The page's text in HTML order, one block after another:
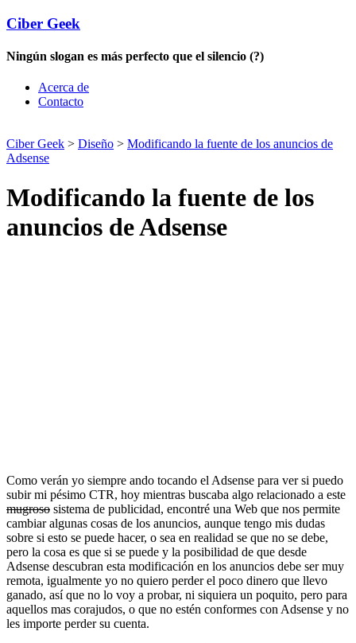
Ciber Geek
Ningún slogan es más perfecto que el silencio (?)
Acerca de
Contacto
Ciber Geek > Diseño > Modificando la fuente de los anuncios de
Adsense
Modificando la fuente de los
anuncios de Adsense
Como verán yo siempre ando tocando el Adsense para ver si puedo
subir mi pésimo CTR, hoy mientras buscaba algo relacionado a este
mugroso sistema de publicidad, encontré una Web que nos permite
cambiar algunas cosas de los anuncios, aunque tengo mis dudas
sobre si esto se puede hacer, o sea en realidad se que no se debe,
pero la cosa es que si se puede y la posibilidad de que desde
Adsense descubran esta modificación en los anuncios debe ser muy
remota, igualmente yo no quiero perder el poco dinero que llevo
ganado, así que no lo voy a probar, ni siquiera un poquito, pero para
aquellos mas corajudos, o que no estén conformes con Adsense y no
les importe perder su cuenta.